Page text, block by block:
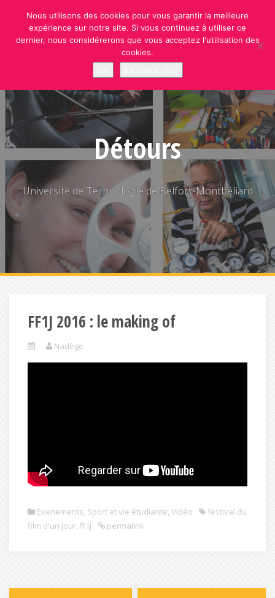
content
Détours
Université de Technologie de Belfort-Montbéliard
FF1J 2016 : le making of
Nadège
Evenements, Sport et vie étudiante, Vidéo
festival du
film d'un jour, ff1j permalink
Nous utilisons des cookies pour vous garantir la meilleure
expérience sur notre site. Si vous continuez à utiliser ce
dernier, nous considérerons que vous acceptez l'utilisation des
cookies.